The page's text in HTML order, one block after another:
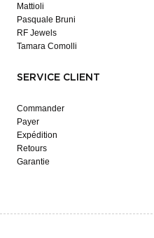
Mattioli
Pasquale Bruni
RF Jewels
Tamara Comolli
SERVICE CLIENT
Commander
Payer
Expédition
Retours
Garantie